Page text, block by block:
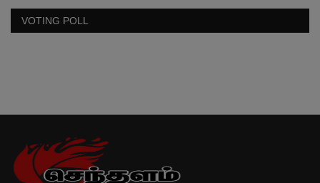
VOTING POLL